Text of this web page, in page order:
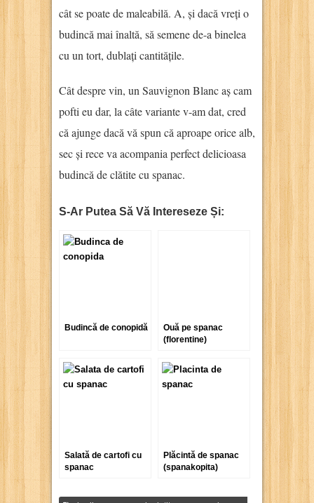
cât se poate de maleabilă. A, și dacă vreți o
budincă mai înaltă, să semene de-a binelea
cu un tort, dublați cantitățile.
Cât despre vin, un Sauvignon Blanc aș cam
pofti eu dar, la câte variante v-am dat, cred
că ajunge dacă vă spun că aproape orice alb,
sec și rece va acompania perfect delicioasa
budincă de clătite cu spanac.
S-Ar Putea Să Vă Intereseze Și:
Budincă de conopidă
Ouă pe spanac
(florentine)
Salată de cartofi cu
spanac
Plăcintă de spanac
(spanakopita)